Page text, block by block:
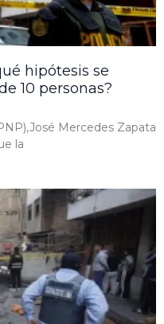
hipótesis se
10 personas?
Mercedes Zapata
la